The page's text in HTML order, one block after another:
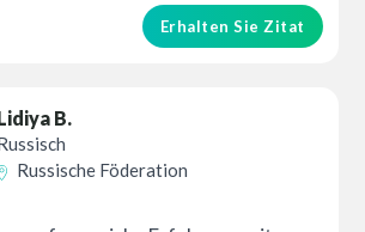
Erhalten Sie Zitat
B.
Russische Föderation